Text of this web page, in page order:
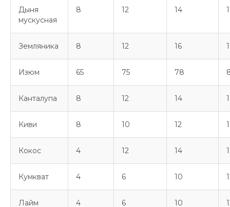
Дыня
мускусная
8 12 14
Земляника 8 12 16
Изюм 65 75 78
Канталупа 8 12 14
Киви 8 10 12
Кокос 4 12 14
Кумкват 4 6 10
Лайм 4 6 10